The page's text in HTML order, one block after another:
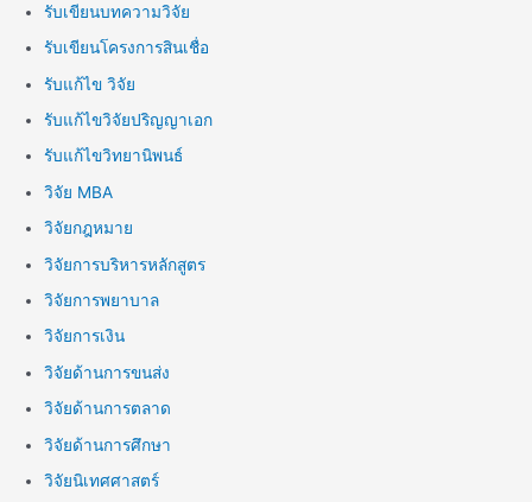
รับเขียนบทความวิจัย
รับเขียนโครงการสินเชื่อ
รับแก้ไข วิจัย
รับแก้ไขวิจัยปริญญาเอก
รับแก้ไขวิทยานิพนธ์
วิจัย MBA
วิจัยกฎหมาย
วิจัยการบริหารหลักสูตร
วิจัยการพยาบาล
วิจัยการเงิน
วิจัยด้านการขนส่ง
วิจัยด้านการตลาด
วิจัยด้านการศึกษา
วิจัยนิเทศศาสตร์